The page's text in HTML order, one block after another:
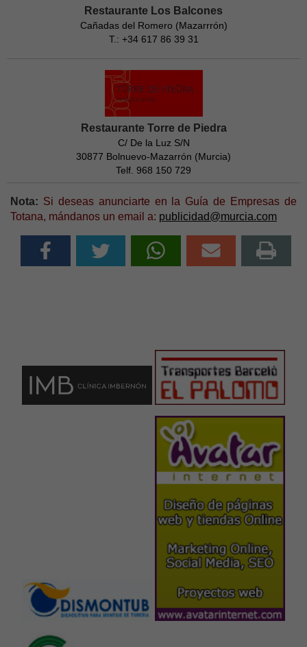
Restaurante Los Balcones
Cañadas del Romero (Mazarrrón)
T.: +34 617 86 39 31
Restaurante Torre de Piedra
C/ De la Luz S/N
30877 Bolnuevo-Mazarrón (Murcia)
Telf. 968 150 729
Nota: Si deseas anunciarte en la Guía de Empresas de
Totana, mándanos un email a: publicidad@murcia.com